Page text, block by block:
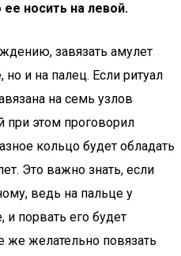
носить на левой.
завязать амулет
и на палец. Если ритуал
на семь узлов
при этом проговорил
кольцо будет обладать
Это важно знать, если
ведь на пальце у
порвать его будет
же желательно повязать